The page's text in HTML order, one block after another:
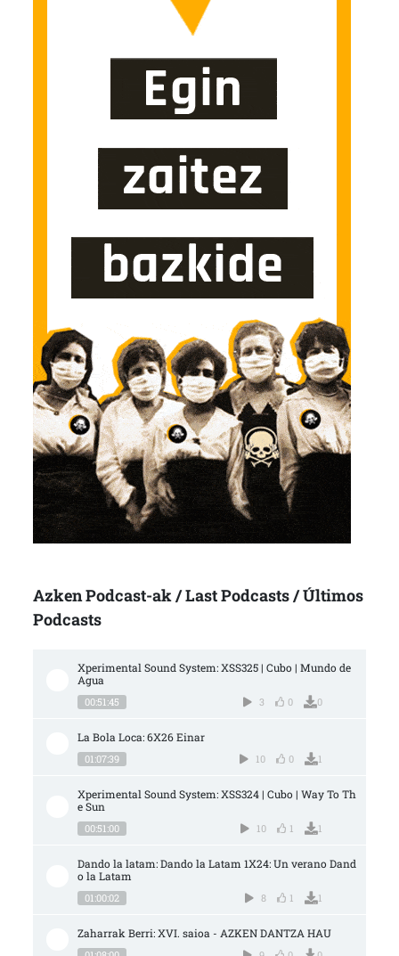
Azken Podcast-ak / Last Podcasts / Últimos
Podcasts
Xperimental Sound System: XSS325 | Cubo | Mundo de
Agua
00:51:45 3 0 0
La Bola Loca: 6X26 Einar
01:07:39 10 0 1
Xperimental Sound System: XSS324 | Cubo | Way To Th
e Sun
00:51:00 10 1 1
Dando la latam: Dando la Latam 1X24: Un verano Dand
o la Latam
01:00:02 8 1 1
Zaharrak Berri: XVI. saioa - AZKEN DANTZA HAU